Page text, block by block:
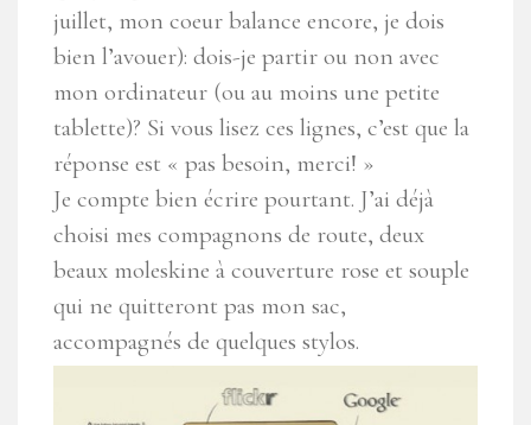
juillet, mon coeur balance encore, je dois
bien l’avouer): dois-je partir ou non avec
mon ordinateur (ou au moins une petite
tablette)? Si vous lisez ces lignes, c’est que la
réponse est « pas besoin, merci! »
Je compte bien écrire pourtant. J’ai déjà
choisi mes compagnons de route, deux
beaux moleskine à couverture rose et souple
qui ne quitteront pas mon sac,
accompagnés de quelques stylos.